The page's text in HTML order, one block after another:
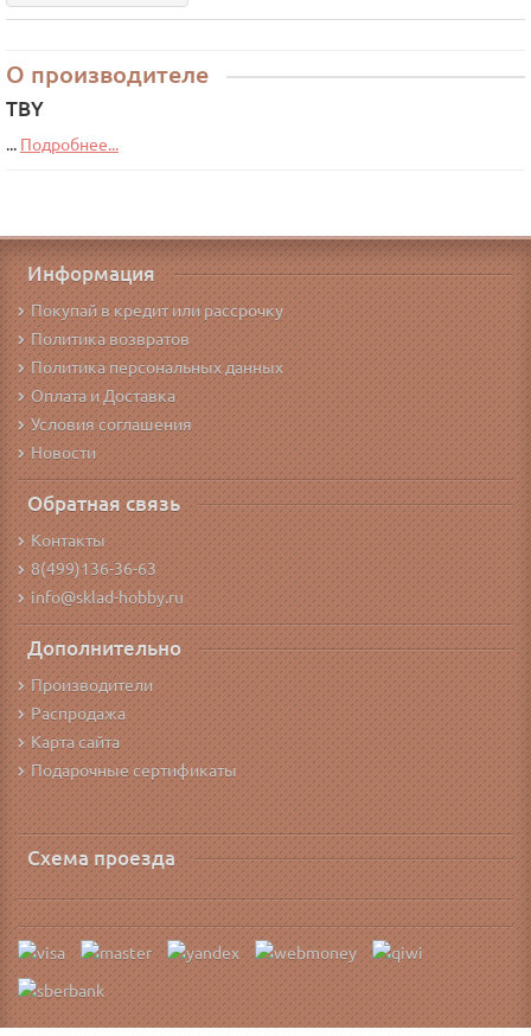
О производителе
TBY
... Подробнее...
Информация
Покупай в кредит или рассрочку
Политика возвратов
Политика персональных данных
Оплата и Доставка
Условия соглашения
Новости
Обратная связь
Контакты
8(499)136-36-63
info@sklad-hobby.ru
Дополнительно
Производители
Распродажа
Карта сайта
Подарочные сертификаты
Схема проезда